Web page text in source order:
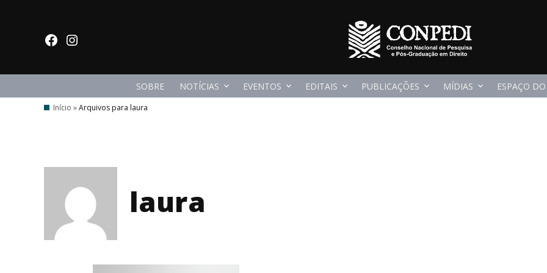
facebookInstagram
SOBRE NOTÍCIAS EVENTOS EDITAIS PUBLICAÇÕES MÍDIAS ESPAÇO
Início »Arquivos para laura
laura